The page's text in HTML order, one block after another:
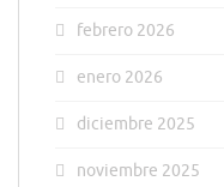
febrero 2026
enero 2026
diciembre 2025
noviembre 2025